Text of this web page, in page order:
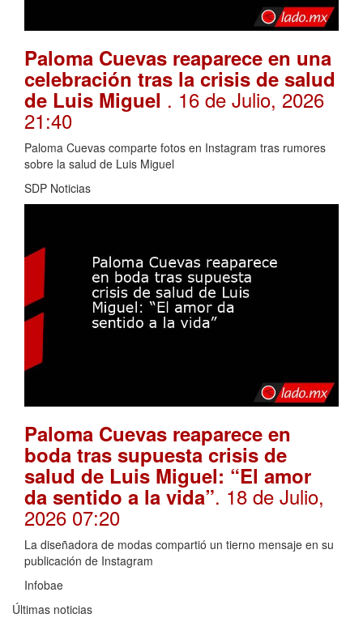
Paloma Cuevas reaparece en una
celebración tras la crisis de salud
de Luis Miguel . 16 de Julio, 2026
21:40
Paloma Cuevas comparte fotos en Instagram tras rumores
sobre la salud de Luis Miguel
SDP Noticias
Paloma Cuevas reaparece en
boda tras supuesta crisis de
salud de Luis Miguel: “El amor
da sentido a la vida”. 18 de Julio,
2026 07:20
La diseñadora de modas compartió un tierno mensaje en su
publicación de Instagram
Infobae
Últimas noticias